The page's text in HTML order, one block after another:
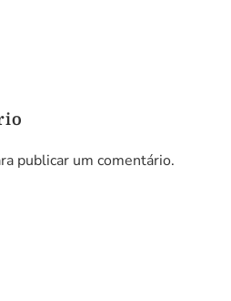
publicar um comentário.